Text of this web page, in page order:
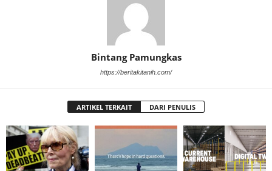
Bintang Pamungkas
https://beritakitanih.com/
ARTIKEL TERKAIT DARI PENULIS